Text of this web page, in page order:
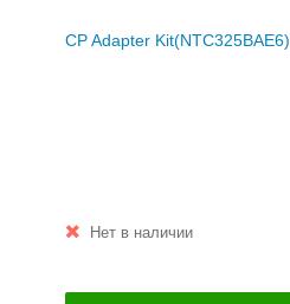
CP Adapter Kit(NTC325BAE6)
Нет в наличии